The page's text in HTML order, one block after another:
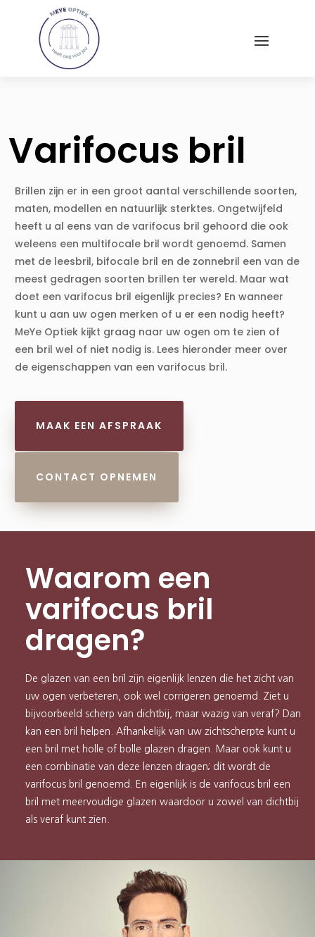
Varifocus bril
Brillen zijn er in een groot aantal verschillende soorten,
maten, modellen en natuurlijk sterktes. Ongetwijfeld
heeft u al eens van de varifocus bril gehoord die ook
weleens een multifocale bril wordt genoemd. Samen
met de leesbril, bifocale bril en de zonnebril een van de
meest gedragen soorten brillen ter wereld. Maar wat
doet een varifocus bril eigenlijk precies? En wanneer
kunt u aan uw ogen merken of u er een nodig heeft?
MeYe Optiek kijkt graag naar uw ogen om te zien of
een bril wel of niet nodig is. Lees hieronder meer over
de eigenschappen van een varifocus bril.
MAAK EEN AFSPRAAK
CONTACT OPNEMEN
Waarom een
varifocus bril
dragen?
De glazen van een bril zijn eigenlijk lenzen die het zicht van
uw ogen verbeteren, ook wel corrigeren genoemd. Ziet u
bijvoorbeeld scherp van dichtbij, maar wazig van veraf? Dan
kan een bril helpen. Afhankelijk van uw zichtscherpte kunt u
een bril met holle of bolle glazen dragen. Maar ook kunt u
een combinatie van deze lenzen dragen; dit wordt de
varifocus bril genoemd. En eigenlijk is de varifocus bril een
bril met meervoudige glazen waardoor u zowel van dichtbij
als veraf kunt zien.